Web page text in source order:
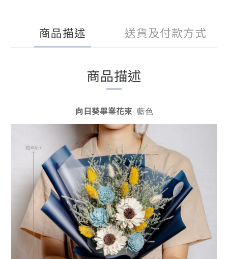
商品描述 送貨及付款方式
商品描述
向日葵畢業花束- 藍色